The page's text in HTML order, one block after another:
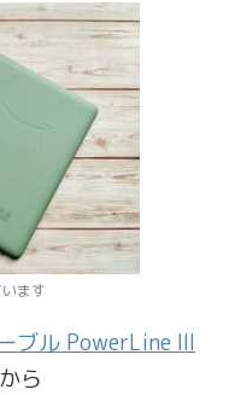
ます
ブル PowerLine III
から